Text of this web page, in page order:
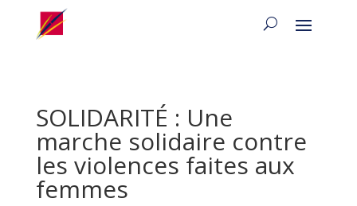
SOLIDARITÉ : Une
marche solidaire contre
les violences faites aux
femmes